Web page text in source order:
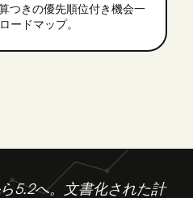
つきの優先順位付き機会一
ードマップ。
5.2へ。文書化された計